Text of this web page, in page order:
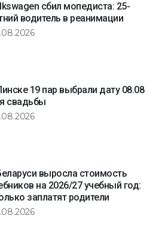
сбил мопедиста: 25-
водитель в реанимации
19 пар выбрали дату 08.08
свадьбы
выросла стоимость
на 2026/27 учебный год:
заплатят родители